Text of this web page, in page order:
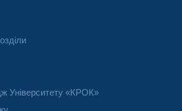
Університету «КРОК»